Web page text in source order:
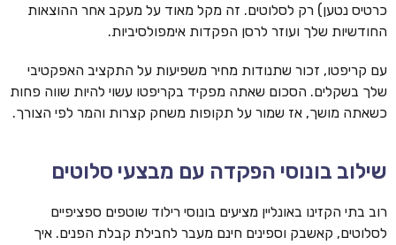
כרטיס נטען) רק לסלוטים. זה מקל מאוד על מעקב אחר ההוצאות
החודשיות שלך ועוזר לרסן הפקדות אימפולסיביות.
עם קריפטו, זכור שתנודות מחיר משפיעות על התקציב האפקטיבי
שלך בשקלים. הסכום שאתה מפקיד בקריפטו עשוי להיות שווה פחות
כשאתה מושך, אז שמור על תקופות משחק קצרות והמר לפי הצורך.
שילוב בונוסי הפקדה עם מבצעי סלוטים
רוב בתי הקזינו באונליין מציעים בונוסי רילוד שוטפים ספציפיים
לסלוטים, קאשבק וספינים חינם מעבר לחבילת קבלת הפנים. איך